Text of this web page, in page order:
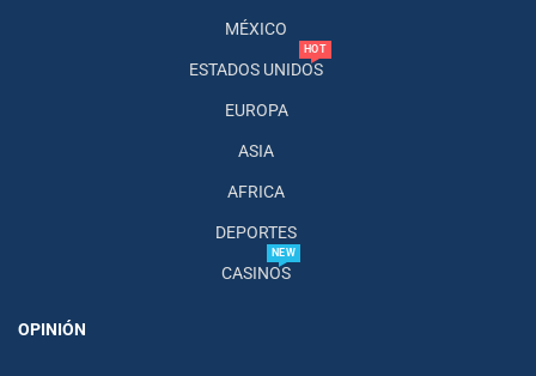
MÉXICO
ESTADOS UNIDOS
HOT
EUROPA
ASIA
AFRICA
DEPORTES
CASINOS
NEW
OPINIÓN